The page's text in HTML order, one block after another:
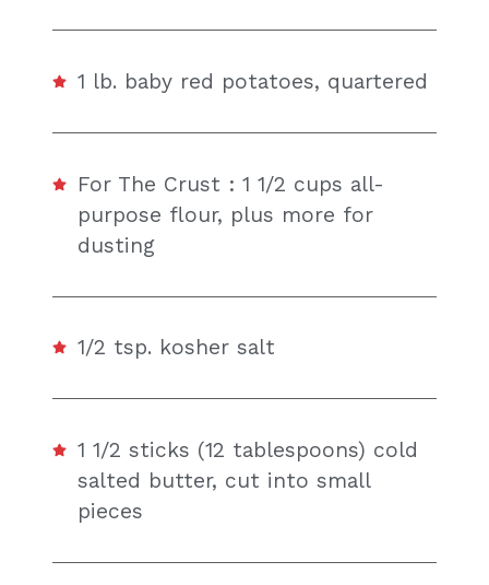
1 lb. baby red potatoes, quartered
For The Crust : 1 1/2 cups all-
purpose flour, plus more for
dusting
1/2 tsp. kosher salt
1 1/2 sticks (12 tablespoons) cold
salted butter, cut into small
pieces